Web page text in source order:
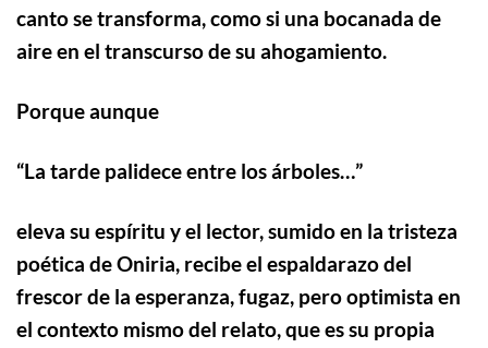
canto se transforma, como si una bocanada de
aire en el transcurso de su ahogamiento.
Porque aunque
“La tarde palidece entre los árboles…”
eleva su espíritu y el lector, sumido en la tristeza
poética de Oniria, recibe el espaldarazo del
frescor de la esperanza, fugaz, pero optimista en
el contexto mismo del relato, que es su propia